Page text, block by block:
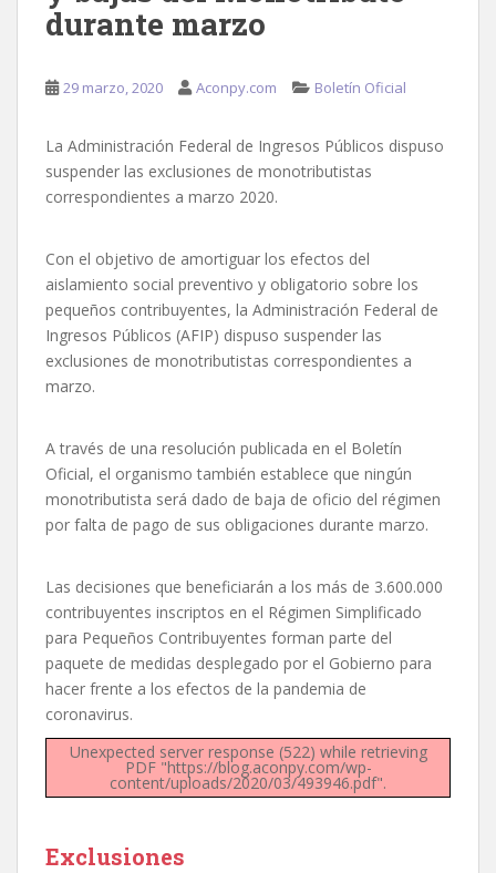
durante marzo
29 marzo, 2020 Aconpy.com Boletín Oficial
La Administración Federal de Ingresos Públicos dispuso
suspender las exclusiones de monotributistas
correspondientes a marzo 2020.
Con el objetivo de amortiguar los efectos del
aislamiento social preventivo y obligatorio sobre los
pequeños contribuyentes, la Administración Federal de
Ingresos Públicos (AFIP) dispuso suspender las
exclusiones de monotributistas correspondientes a
marzo.
A través de una resolución publicada en el Boletín
Oficial, el organismo también establece que ningún
monotributista será dado de baja de oficio del régimen
por falta de pago de sus obligaciones durante marzo.
Las decisiones que beneficiarán a los más de 3.600.000
contribuyentes inscriptos en el Régimen Simplificado
para Pequeños Contribuyentes forman parte del
paquete de medidas desplegado por el Gobierno para
hacer frente a los efectos de la pandemia de
coronavirus.
Unexpected server response (522) while retrieving
PDF "https://blog.aconpy.com/wp-
content/uploads/2020/03/493946.pdf".
Exclusiones